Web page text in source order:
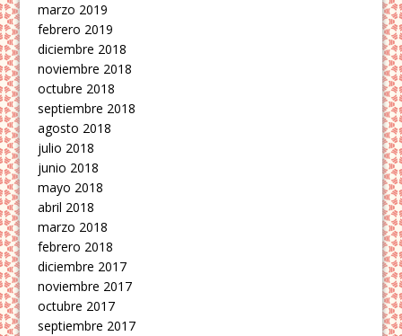
marzo 2019
febrero 2019
diciembre 2018
noviembre 2018
octubre 2018
septiembre 2018
agosto 2018
julio 2018
junio 2018
mayo 2018
abril 2018
marzo 2018
febrero 2018
diciembre 2017
noviembre 2017
octubre 2017
septiembre 2017